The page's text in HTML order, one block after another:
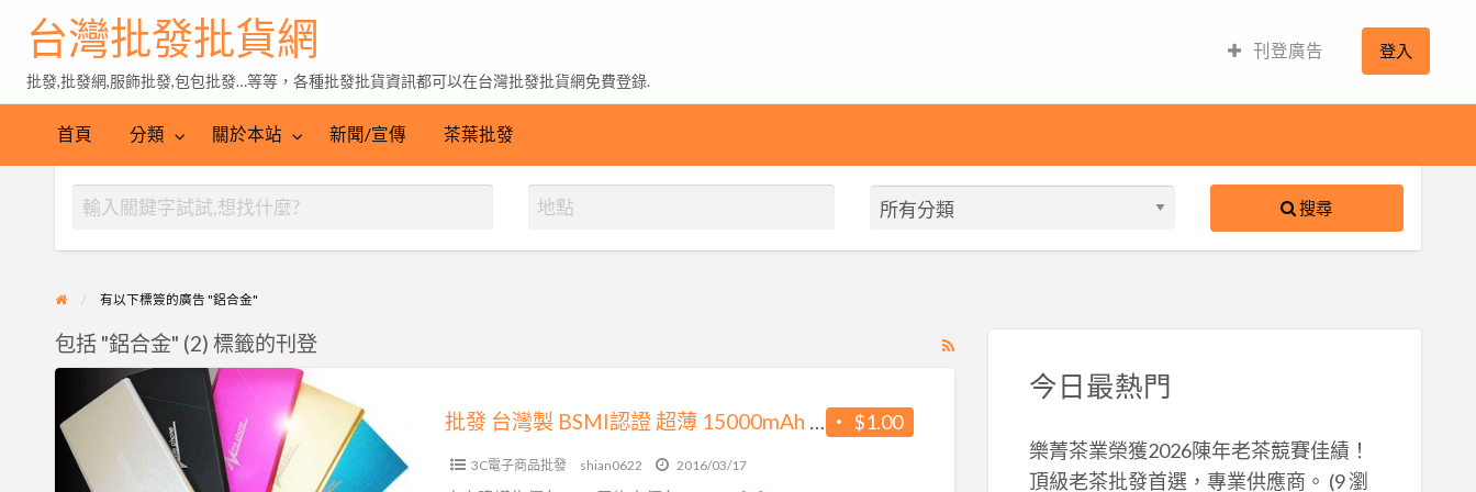
茶
發
台灣批發批貨網
批發,批發網,服飾批發,包包批發…等等，各種批發批貨資訊都可以在台灣批發批貨網免費登錄.
刊登廣告 登入
首頁 分類 關於本站 新聞/宣傳 茶葉批發
搜尋
有以下標簽的廣告 "鋁合金"
RSS
包括 "鋁合金" (2) 標籤的刊登
批
發
台
$1.00
批發 台灣製 BSMI認證 超薄 15000mAh 大容量 行動電源 實用推薦款
3C電子商品批發 shian0622 2016/03/17
今日最熱門
樂菁茶業榮獲2026陳年老茶競賽佳績！
頂級老茶批發首選，專業供應商。 (9 瀏